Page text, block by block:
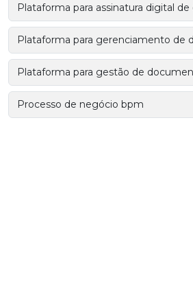
Plataforma para assinatura digital
Plataforma para gerenciamento de
Plataforma para gestão de
Processo de negócio bpm